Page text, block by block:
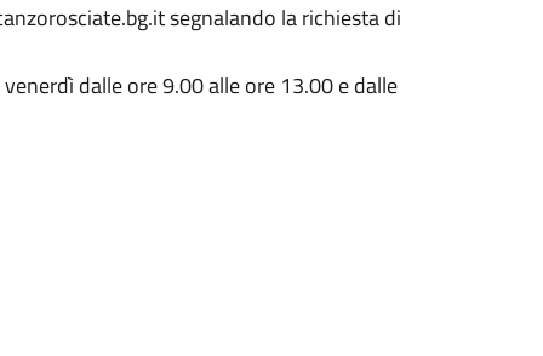
segnalando la richiesta di
dalle ore 9.00 alle ore 13.00 e dalle